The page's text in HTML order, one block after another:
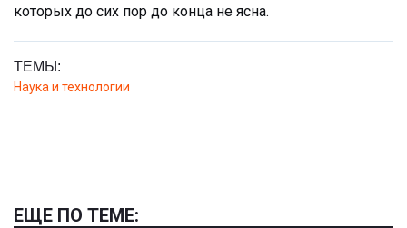
которых до сих пор до конца не ясна.
ТЕМЫ:
Наука и технологии
ЕЩЕ ПО ТЕМЕ: